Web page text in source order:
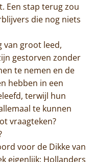
Een stap terug zou
die nog niets
van groot leed,
gestorven zonder
te nemen en de
hebben in een
terwijl hun
te kunnen
vraagteken?
voor de Dikke van
eigenlijk: Hollanders